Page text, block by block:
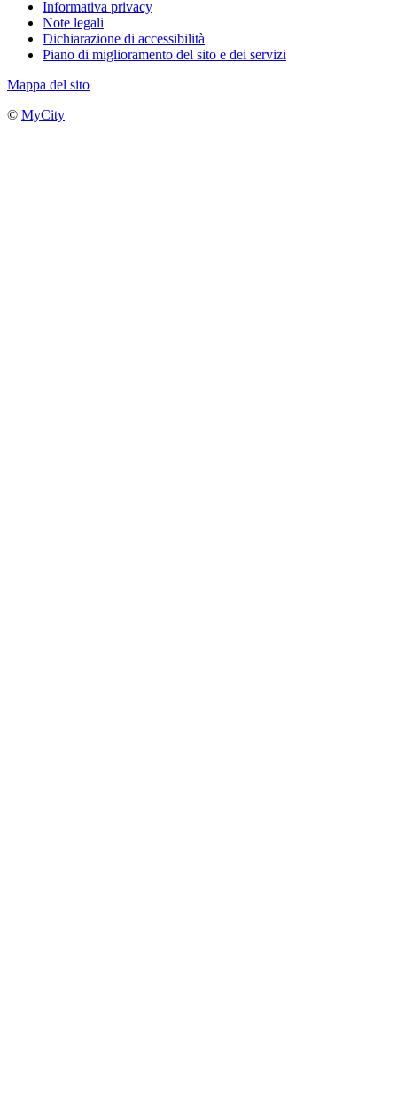
Informativa privacy
Note legali
Dichiarazione di accessibilità
Piano di miglioramento del sito e dei servizi
Mappa del sito
© MyCity